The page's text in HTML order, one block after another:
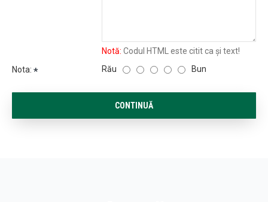
Notă: Codul HTML este citit ca şi text!
Nota:
Rău Bun
CONTINUĂ